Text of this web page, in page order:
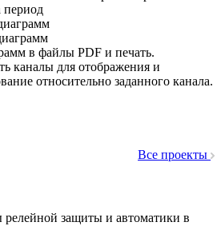
период
в файлы PDF и печать.
каналы для отображения и
относительно заданного канала.
Все проекты
релейной защиты и автоматики в